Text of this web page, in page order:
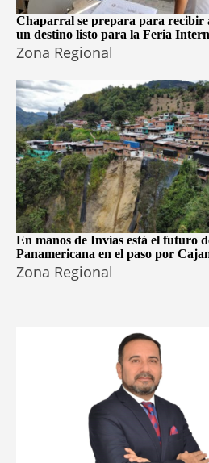
Chaparral se prepara para recibir
un destino listo para la Feria
Zona Regional
En manos de Invías está el futuro
Panamericana en el paso por
Zona Regional